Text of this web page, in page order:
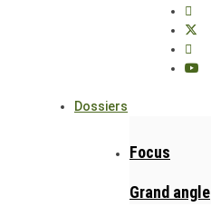
Dossiers
Focus
Grand angle